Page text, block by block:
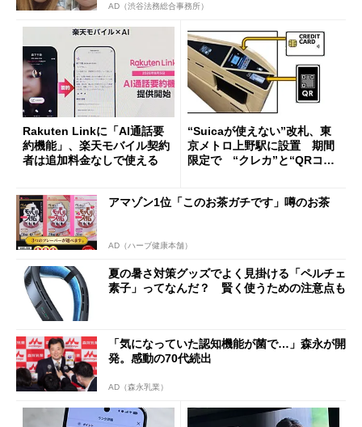
AD（渋谷法務総合事務所）
Rakuten Linkに「AI通話要
約機能」、楽天モバイル契約
者は追加料金なしで使える
“Suicaが使えない”改札、東
京メトロ上野駅に設置 期間
限定で “クレカ”と“QRコー
アマゾン1位「このお茶ガチです」噂のお茶
AD（ハーブ健康本舗）
夏の暑さ対策グッズでよく見掛ける「ペルチェ
素子」ってなんだ？ 賢く使うための注意点も
「気になっていた認知機能が菌で…」森永が開
発。感動の70代続出
AD（森永乳業）